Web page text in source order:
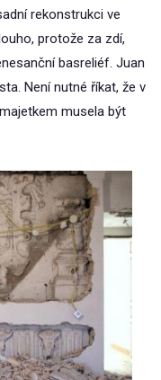
rekonstrukci ve
protože za zdí,
basreliéf. Juan
Není nutné říkat, že v
musela být